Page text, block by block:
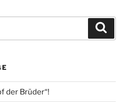
der Brüder“!